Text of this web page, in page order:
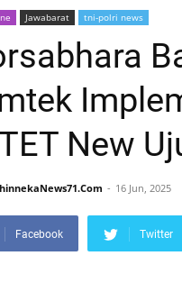
Jawabarat tni-polri news
New
16 Jun, 2025
Facebook Twitter